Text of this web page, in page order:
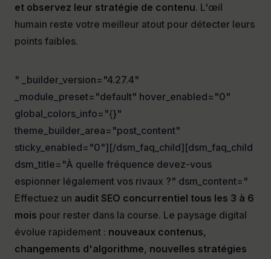
et observez leur stratégie de contenu. L'œil
humain reste votre meilleur atout pour détecter leurs
points faibles.
" _builder_version="4.27.4"
_module_preset="default" hover_enabled="0"
global_colors_info="{}"
theme_builder_area="post_content"
sticky_enabled="0"][/dsm_faq_child][dsm_faq_child
dsm_title="À quelle fréquence devez-vous
espionner légalement vos rivaux ?" dsm_content="
Effectuez un audit SEO concurrentiel tous les 3 à 6
mois pour rester dans la course. Le paysage digital
évolue rapidement : nouveaux contenus,
changements d'algorithme, nouvelles stratégies